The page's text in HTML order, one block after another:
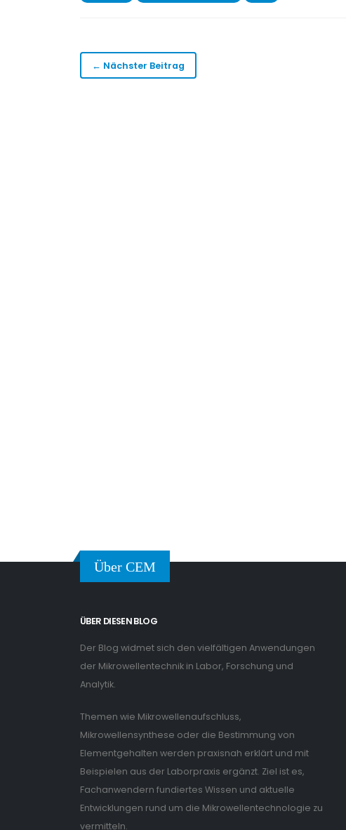
← Nächster Beitrag
Über CEM
ÜBER DIESEN BLOG
Der Blog widmet sich den vielfältigen Anwendungen
der Mikrowellentechnik in Labor, Forschung und
Analytik.
Themen wie Mikrowellenaufschluss,
Mikrowellensynthese oder die Bestimmung von
Elementgehalten werden praxisnah erklärt und mit
Beispielen aus der Laborpraxis ergänzt. Ziel ist es,
Fachanwendern fundiertes Wissen und aktuelle
Entwicklungen rund um die Mikrowellentechnologie zu
vermitteln.